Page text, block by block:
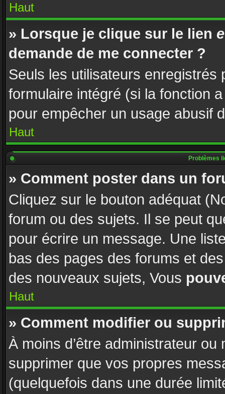
Haut
» Lorsque je clique sur le lien
demande de me connecter ?
Seuls les utilisateurs enregistrés
formulaire intégré (si la fonction
pour empêcher un usage abusif
Haut
Problèmes
» Comment poster dans un
Cliquez sur le bouton adéquat
forum ou des sujets. Il se peut
pour écrire un message. Une
bas des pages des forums et
des nouveaux sujets, Vous
Haut
» Comment modifier ou
À moins d’être administrateur
supprimer que vos propres
(quelquefois dans une durée